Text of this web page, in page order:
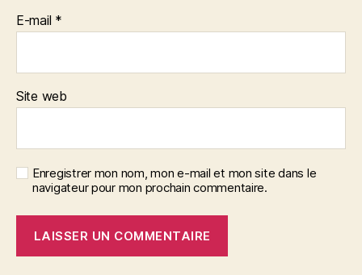
E-mail *
Site web
Enregistrer mon nom, mon e-mail et mon site dans le
navigateur pour mon prochain commentaire.